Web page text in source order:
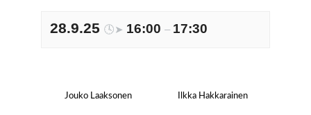
28.9.25 🕓➤ 16:00 – 17:30
Jouko Laaksonen Ilkka Hakkarainen